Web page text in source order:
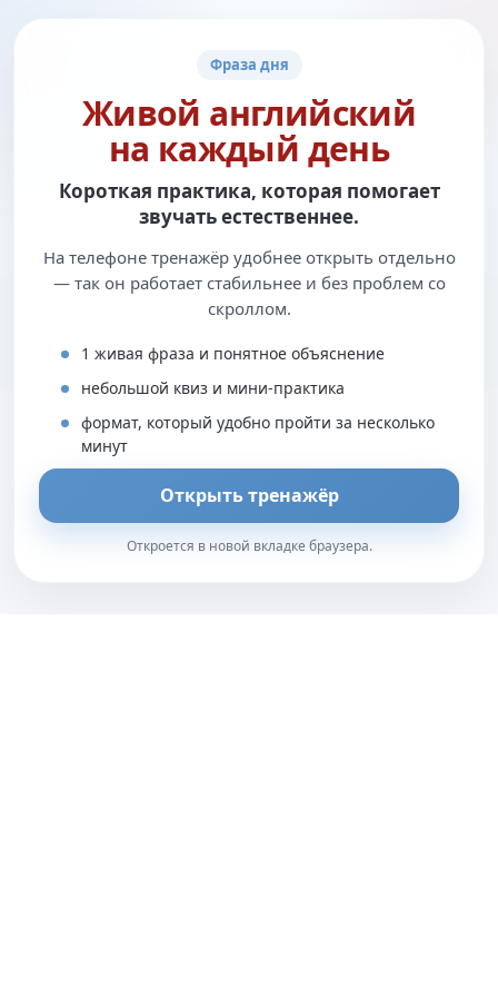
Фраза дня
Живой английский
на каждый день
Короткая практика, которая помогает
звучать естественнее.
На телефоне тренажёр удобнее открыть отдельно
— так он работает стабильнее и без проблем со
скроллом.
1 живая фраза и понятное объяснение
небольшой квиз и мини-практика
формат, который удобно пройти за несколько
минут
Открыть тренажёр
Откроется в новой вкладке браузера.